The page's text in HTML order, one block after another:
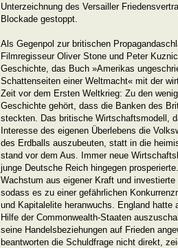
Unterzeichnung des Versailler
Blockade gestoppt.
Als Gegenpol zur britischen
Filmregisseur Oliver Stone und Peter
Geschichte, das Buch »Amerikas
Schattenseiten einer Weltmacht« mit der
Zeit vor dem Ersten Weltkrieg: Zu den
Geschichte gehört, dass die Banken des
steckten. Das britische Wirtschaftsmodell,
Interesse des eigenen Überlebens die
des Erdballs auszubeuten, statt in die
stand vor dem Aus. Immer neue
junge Deutsche Reich hingegen
Wachstum aus eigener Kraft und
sodass es zu einer gefährlichen
und Kapitalelite heranwuchs. England hatte
Hilfe der Commonwealth-Staaten
seine Handelsbeziehungen auf Frieden
beantworten die Schuldfrage nicht direkt,